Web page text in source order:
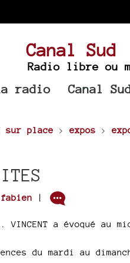
Canal Sud
Radio libre ou
radio Canal
sur place > expos >
fabien |
a évoqué au
du mardi au